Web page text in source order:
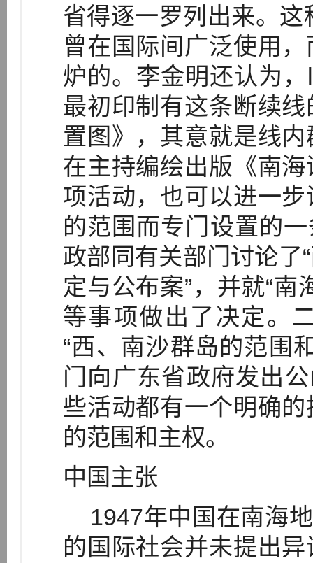
省得逐一罗列出来。
曾在国际间广泛使用
炉的。李金明还认为
最初印制有这条断续
置图》，其意就是线
在主持编绘出版《南
项活动，也可以进一
的范围而专门设置的
政部同有关部门讨论了
定与公布案”，并就“
等事项做出了决定。
“西、南沙群岛的范围
门向广东省政府发出
些活动都有一个明确
的范围和主权。
中国主张
1947年中国在南海
的国际社会并未提出